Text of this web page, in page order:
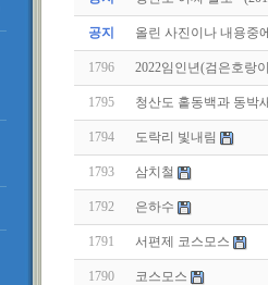
공지 올린 사진이나 내용중
1796 2022임인년(검은호랑
1795 청산도 홑동백과 동박
1794 도락리 빛내림
1793 삼치철
1792 은하수
1791 서편제 코스모스
1790 코스모스